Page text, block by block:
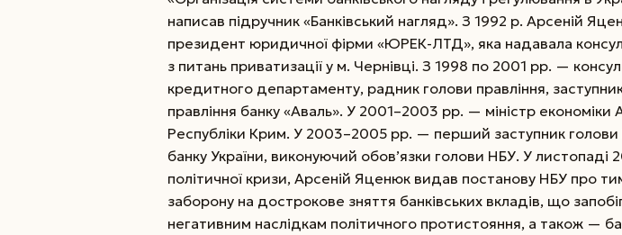
написав підручник «Банківський нагляд». З 1992 р. Арсеній
президент юридичної фірми «ЮРЕК-ЛТД», яка надавала
з питань приватизації у м. Чернівці. З 1998 по 2001 рр. —
кредитного департаменту, радник голови правління,
правління банку «Аваль». У 2001–2003 рр. — міністр економіки
Респуб­ліки Крим. У 2003–2005 рр. — перший заступник голови
банку України, виконуючий обов’язки голови НБУ. У листопаді
політичної кризи, Арсеній Яценюк видав постанову НБУ про
заборону на дострокове зняття банківських вкладів, що
негативним наслідкам політичного протистояння, а також —